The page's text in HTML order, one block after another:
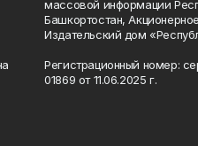
массовой информации
Башкортостан,
Издательский дом
Регистрационный номер:
01869 от 11.06.2025 г.